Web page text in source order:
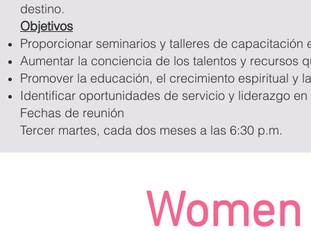
destino.
Objetivos
Proporcionar seminarios y talleres de
Aumentar la conciencia de los talentos y recursos
Promover la educación, el crecimiento espiritual y
Identificar oportunidades de servicio y liderazgo
Fechas de reunión
Tercer martes, cada dos meses a las 6:30 p.m.